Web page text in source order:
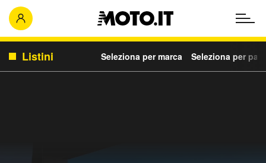
Listini Seleziona per marca Seleziona per